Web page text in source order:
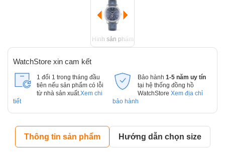
Hình sản phẩm
WatchStore xin cam kết
1 đổi 1 trong tháng đầu
tiên nếu sản phẩm có lỗi
từ nhà sản xuất. Xem chi
tiết
Bảo hành 1-5 năm uy tín
tại hệ thống đồng hồ
WatchStore Xem địa chỉ
bảo hành
Thông tin sản phẩm Hướng dẫn chọn size